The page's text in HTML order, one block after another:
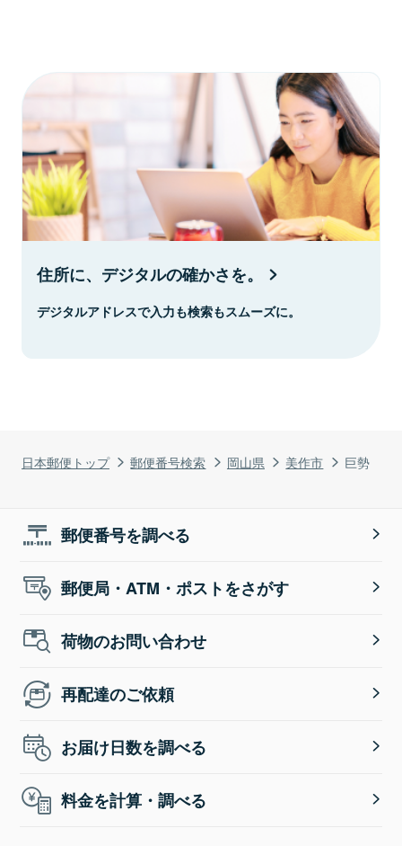
日本郵便トップ 郵便番号検索 岡山県 美作市 巨勢
住所に、デジタルの確かさを。
デジタルアドレスで入力も検索もスムーズに。
郵便番号を調べる
郵便局・ATM・ポストをさがす
荷物のお問い合わせ
再配達のご依頼
お届け日数を調べる
料金を計算・調べる